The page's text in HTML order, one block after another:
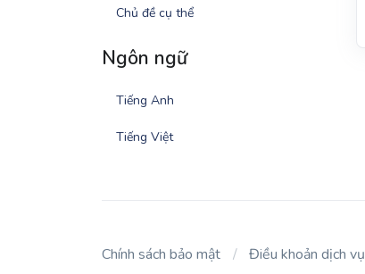
Chủ đề cụ thể
Ngôn ngữ
Tiếng Anh
Tiếng Việt
Chính sách bảo mật Điều khoản dịch vụ